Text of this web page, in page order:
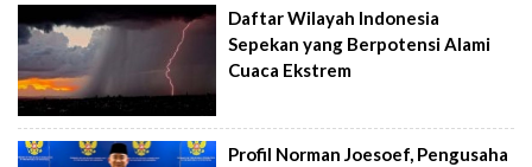
Daftar Wilayah Indonesia
Sepekan yang Berpotensi Alami
Cuaca Ekstrem
Profil Norman Joesoef, Pengusaha